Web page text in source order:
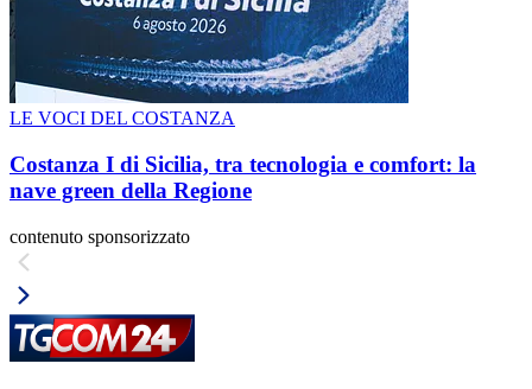
LE VOCI DEL COSTANZA
Costanza I di Sicilia, tra tecnologia e comfort: la
nave green della Regione
contenuto sponsorizzato